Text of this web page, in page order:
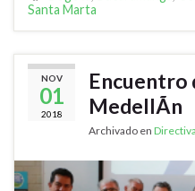
Santa Marta
NOV
01
2018
Encuentro
MedellÃ­n
Archivado en Directiva